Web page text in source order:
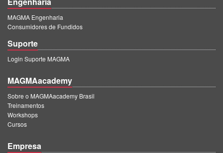
MAGMA Engenharia
Consumidores de Fundidos
Suporte
Login Suporte MAGMA
MAGMAacademy
Sobre o MAGMAacademy Brasil
Treinamentos
Workshops
Cursos
Empresa